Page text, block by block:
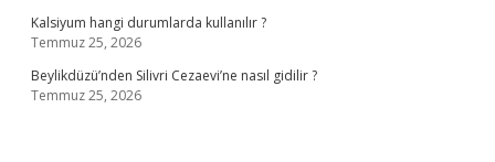
Kalsiyum hangi durumlarda kullanılır ?
Temmuz 25, 2026
Beylikdüzü’nden Silivri Cezaevi’ne nasıl gidilir ?
Temmuz 25, 2026